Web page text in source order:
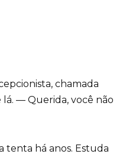
chamada
lá. — Querida, você não
tenta há anos. Estuda